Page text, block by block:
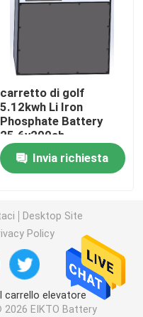
golf
da giardino
carretto di golf
5.12kwh Li Iron
Phosphate Battery
25.6v200ah
Invia richiesta
Desktop Site
Policy
carrello elevatore
2026 EIKTO Battery